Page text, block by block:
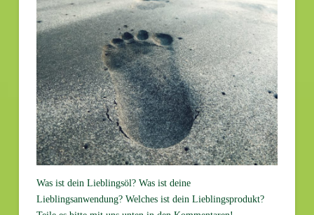
Was ist dein Lieblingsöl? Was ist deine
Lieblingsanwendung? Welches ist dein Lieblingsprodukt?